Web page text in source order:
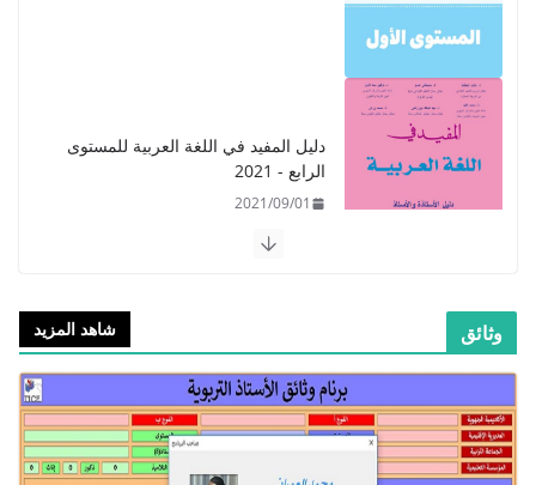
​دليل المفيد في اللغة العربية للمستوى
الرابع - 2021
2021/09/01
-2021
2021/09/01
وثائق شاهد المزيد